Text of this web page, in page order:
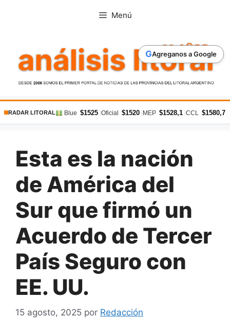
GAgreganos a Google
Menú
RADAR LITORAL Blue $1525 Oficial $1520 MEP $1528,1 CCL $1580,7
Esta es la nación
de América del
Sur que firmó un
Acuerdo de Tercer
País Seguro con
EE. UU.
15 agosto, 2025 por Redacción